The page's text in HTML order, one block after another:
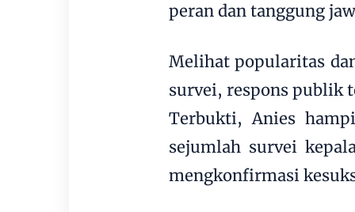
peran dan tanggung
Melihat popularitas
survei, respons publik
Terbukti, Anies
sejumlah survei
mengkonfirmasi